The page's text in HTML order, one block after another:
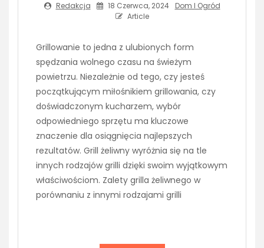
Redakcja 18 Czerwca, 2024
Dom I Ogród
Article
Grillowanie to jedna z ulubionych form
spędzania wolnego czasu na świeżym
powietrzu. Niezależnie od tego, czy jesteś
początkującym miłośnikiem grillowania, czy
doświadczonym kucharzem, wybór
odpowiedniego sprzętu ma kluczowe
znaczenie dla osiągnięcia najlepszych
rezultatów. Grill żeliwny wyróżnia się na tle
innych rodzajów grilli dzięki swoim wyjątkowym
właściwościom. Zalety grilla żeliwnego w
porównaniu z innymi rodzajami grilli